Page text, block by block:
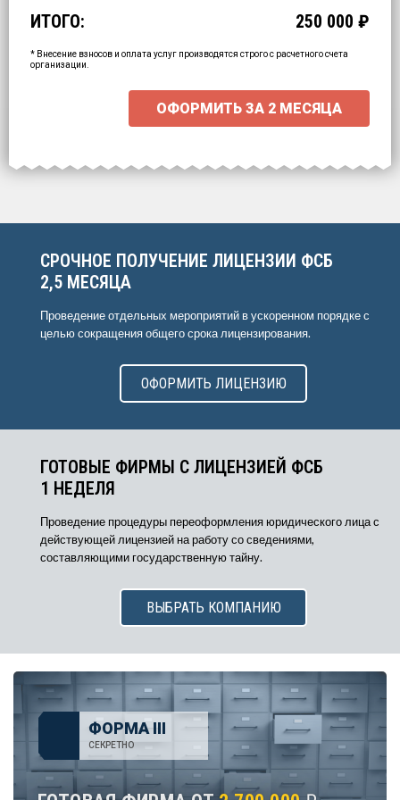
Промежуточный итог:
15000 ₽
Ваша персональна скидка
-15000
ИТОГО: 250 000 ₽
* Внесение взносов и оплата услуг производятся строго с расчетного счета
организации.
ОФОРМИТЬ ЗА 2 МЕСЯЦА
СРОЧНОЕ ПОЛУЧЕНИЕ ЛИЦЕНЗИИ ФСБ
2,5 МЕСЯЦА
Проведение отдельных мероприятий в ускоренном порядке с
целью сокращения общего срока лицензирования.
ОФОРМИТЬ ЛИЦЕНЗИЮ
ГОТОВЫЕ ФИРМЫ С ЛИЦЕНЗИЕЙ ФСБ
1 НЕДЕЛЯ
Проведение процедуры переоформления юридического лица с
действующей лицензией на работу со сведениями,
составляющими государственную тайну.
ВЫБРАТЬ КОМПАНИЮ
ФОРМА III
СЕКРЕТНО